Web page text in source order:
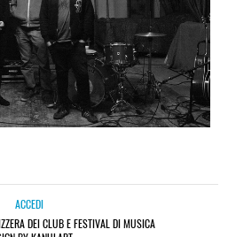
ACCEDI
DEI CLUB E FESTIVAL DI MUSICA